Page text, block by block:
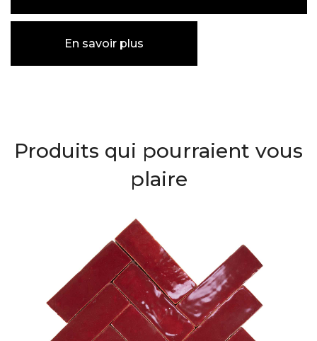
En savoir plus
Produits qui pourraient vous
plaire